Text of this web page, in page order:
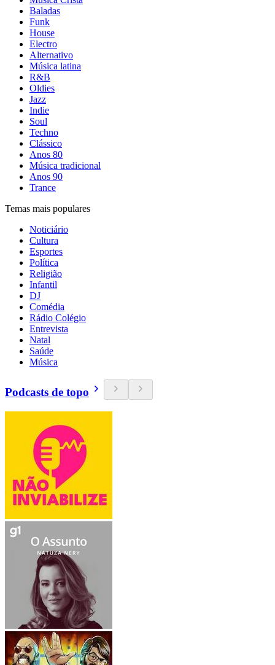
Baladas
Funk
House
Electro
Alternativo
Música latina
R&B
Oldies
Jazz
Indie
Soul
Techno
Clássico
Anos 80
Música tradicional
Anos 90
Trance
Temas mais populares
Noticiário
Cultura
Esportes
Política
Religião
Infantil
DJ
Comédia
Rádio Colégio
Entrevista
Natal
Saúde
Música
Podcasts de topo